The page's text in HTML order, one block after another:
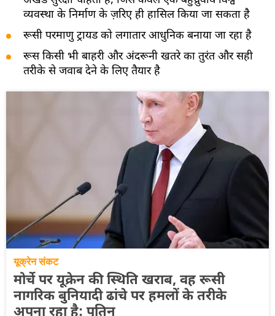
व्यवस्था के निर्माण के ज़रिए ही हासिल किया जा सकता है
रूसी परमाणु ट्रायड को लगातार आधुनिक बनाया जा रहा है
रूस किसी भी बाहरी और अंदरूनी खतरे का तुरंत और सही
तरीके से जवाब देने के लिए तैयार है
यूक्रेन संकट
मोर्चे पर यूक्रेन की स्थिति खराब, वह रूसी
नागरिक बुनियादी ढांचे पर हमलों के तरीके